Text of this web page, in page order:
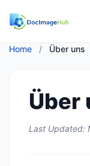
Home / Über uns
Über
Last Updated: